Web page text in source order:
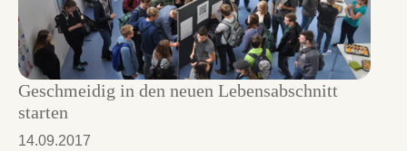
Geschmeidig in den neuen Lebensabschnitt
starten
14.09.2017